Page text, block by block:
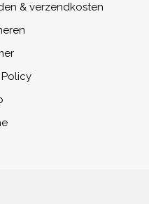
& verzendkosten